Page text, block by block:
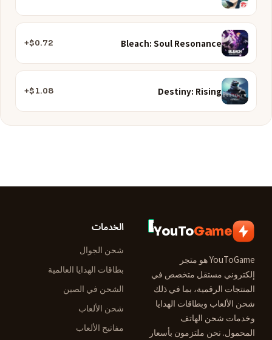
Bleach: Soul Resonance
$0.72+
Destiny: Rising
$1.08+
YouToGame
YouToGame هو متجر
إلكتروني مستقل متخصص في
المنتجات الرقمية، بما في ذلك
شحن الألعاب وبطاقات الهدايا
وخدمات شحن الهاتف
المحمول. نحن ملتزمون بأسعار
الخدمات
شحن الجوال
بطاقات الهدايا العالمية
الشحن في الصين
شحن الألعاب
مفاتيح الألعاب